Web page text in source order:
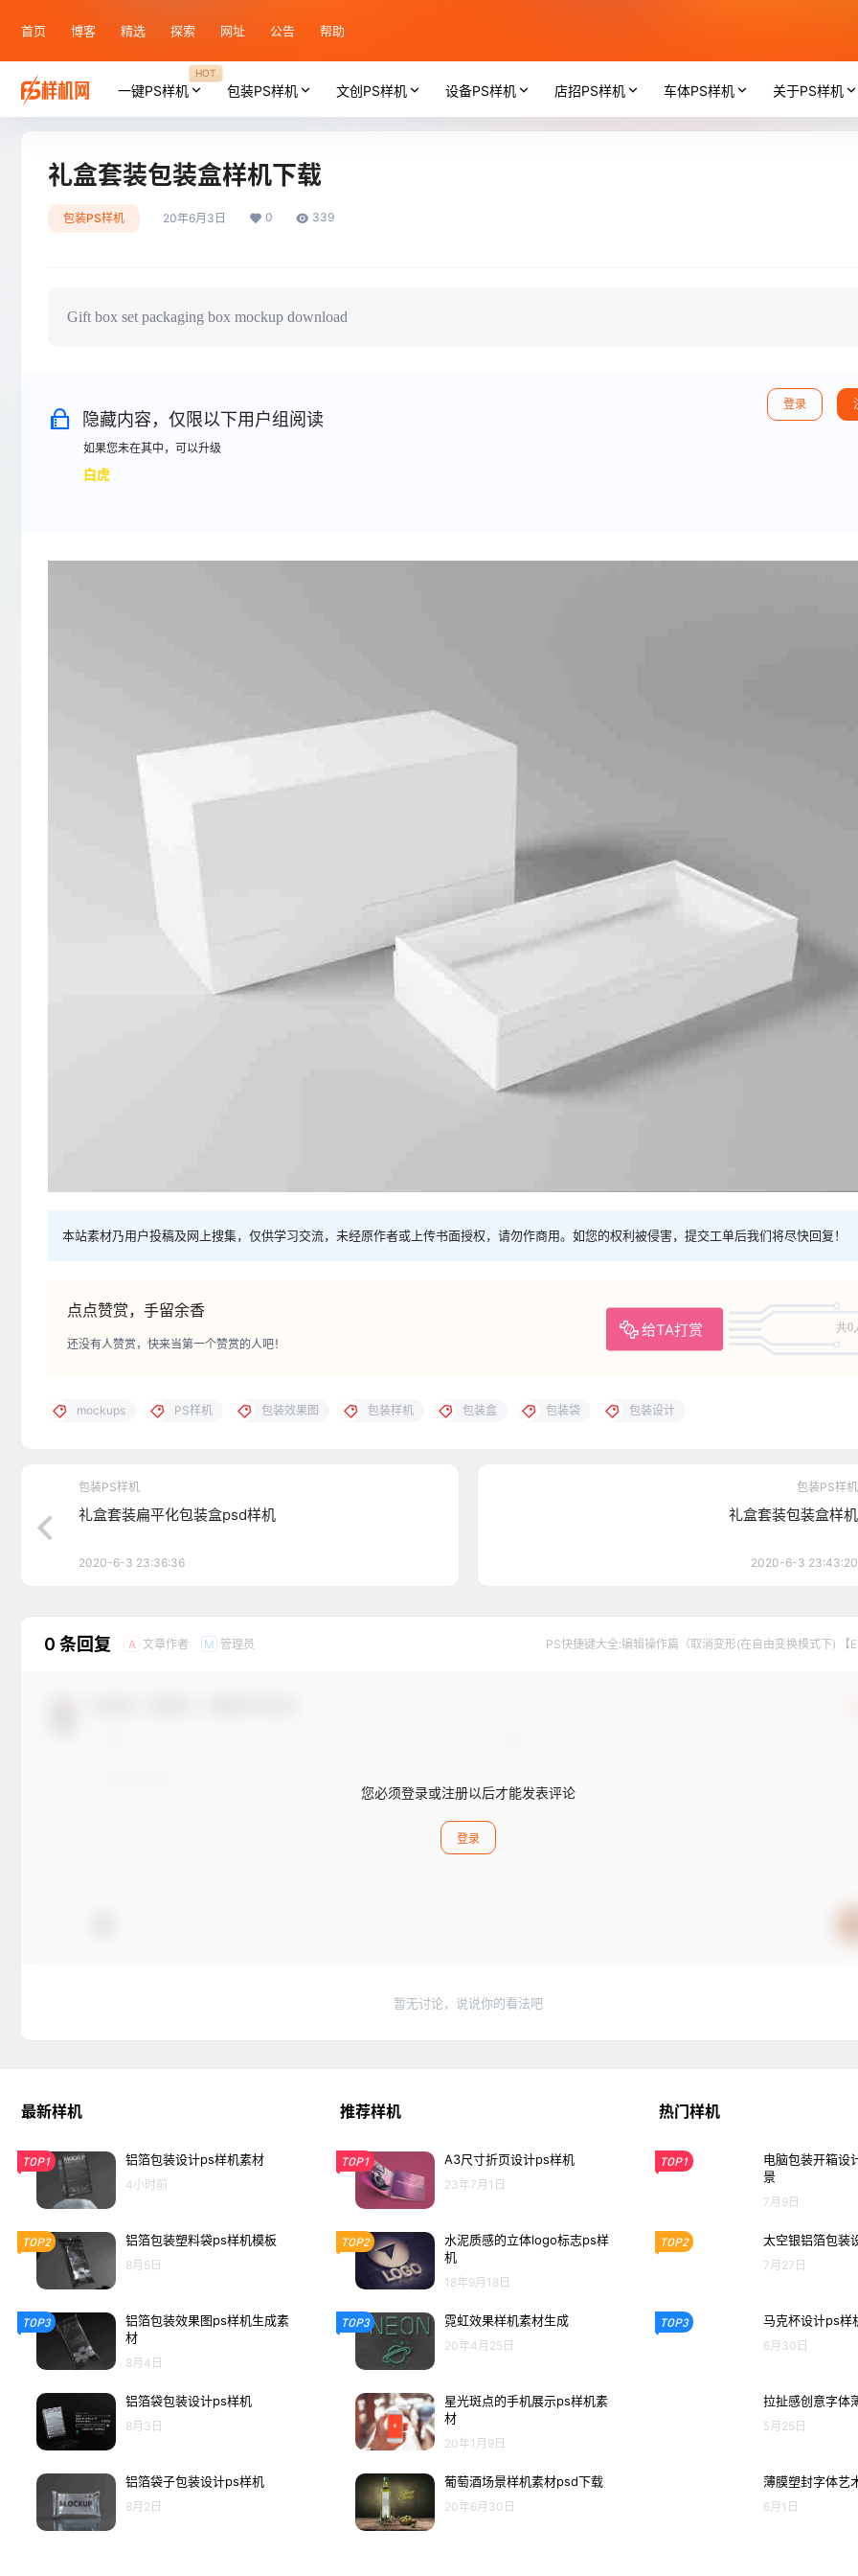
首页 博客 精选 探索 网址 公告 帮助
一键PS样机
HOT
包装PS样机 文创PS样机 设备PS样机 店招PS样机 车体PS样机 关于PS样机
礼盒套装包装盒样机下载
包装PS样机 20年6月3日 0 339
Gift box set packaging box mockup download
隐藏内容，仅限以下用户组阅读
如果您未在其中，可以升级
白虎
登录
本站素材乃用户投稿及网上搜集，仅供学习交流，未经原作者或上传书面授权，请勿作商用。如您的权利被侵害，提交工单后我们将尽快回复！
点点赞赏，手留余香
给TA打赏 共0
还没有人赞赏，快来当第一个赞赏的人吧！
mockups PS样机 包装效果图 包装样机 包装盒 包装袋 包装设计
包装PS样机
礼盒套装扁平化包装盒psd样机
2020-6-3 23:36:36
包装PS样机
礼盒套装包装盒样机
2020-6-3 23:43:20
0 条回复 A 文章作者 M 管理员 PS快捷键大全:编辑操作篇（取消变形(在自由变换模式下) 【
您必须登录或注册以后才能发表评论
登录
暂无讨论，说说你的看法吧
最新样机
TOP1 铝箔包装设计ps样机素材
4小时前
TOP2 铝箔包装塑料袋ps样机模板
8月5日
TOP3
铝箔包装效果图ps样机生成素
材
8月4日
铝箔袋包装设计ps样机
8月3日
铝箔袋子包装设计ps样机
8月2日
推荐样机
TOP1 A3尺寸折页设计ps样机
23年7月1日
TOP2
水泥质感的立体logo标志ps样
机
18年9月18日
TOP3 霓虹效果样机素材生成
20年4月25日
星光斑点的手机展示ps样机素
材
20年1月9日
葡萄酒场景样机素材psd下载
20年6月30日
热门样机
TOP1
电脑包装开箱设
景
7月9日
TOP2 太空银铝箔包装
7月27日
TOP3 马克杯设计ps样
6月30日
拉扯感创意字体
5月25日
薄膜塑封字体艺
6月1日